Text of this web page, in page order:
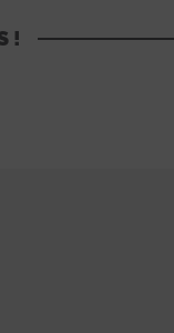
!